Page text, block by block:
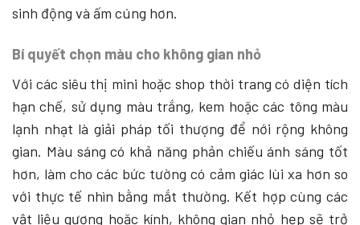
sinh động và ấm cúng hơn.
Bí quyết chọn màu cho không gian nhỏ
Với các siêu thị mini hoặc shop thời trang có diện tích
hạn chế, sử dụng màu trắng, kem hoặc các tông màu
lạnh nhạt là giải pháp tối thượng để nới rộng không
gian. Màu sáng có khả năng phản chiếu ánh sáng tốt
hơn, làm cho các bức tường có cảm giác lùi xa hơn so
với thực tế nhìn bằng mắt thường. Kết hợp cùng các
vật liệu gương hoặc kính, không gian nhỏ hẹp sẽ trở